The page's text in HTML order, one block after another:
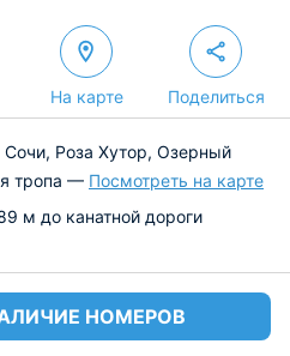
На карте Поделиться
Сочи, Роза Хутор, Озерный
тропа — Посмотреть на карте
м до канатной дороги
НОМЕРОВ